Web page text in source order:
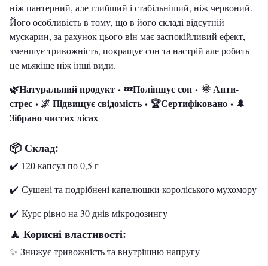
ніж пантерний, але глибший і стабільніший, ніж червоний.
Його особливість в тому, що в його складі відсутній
мускарин, за рахунок цього він має заспокійливий ефект,
зменшує тривожність, покращує сон та настрій але робить
це мьякіше ніж інші види.
🌿Натуральний продукт • 💤Поліпшує сон • 🌞 Анти-
стрес • 🌌 Підвищує свідомість • 🏆Сертифіковано • 🌲
Зібрано чистих лісах
📦 Склад:
✔️ 120 капсул по 0,5 г
✔️ Сушені та подрібнені капелюшки короліського мухомору
✔️ Курс рівно на 30 днів мікродозингу
🧘 Корисні властивості:
✨ Знижує тривожність та внутрішню напругу